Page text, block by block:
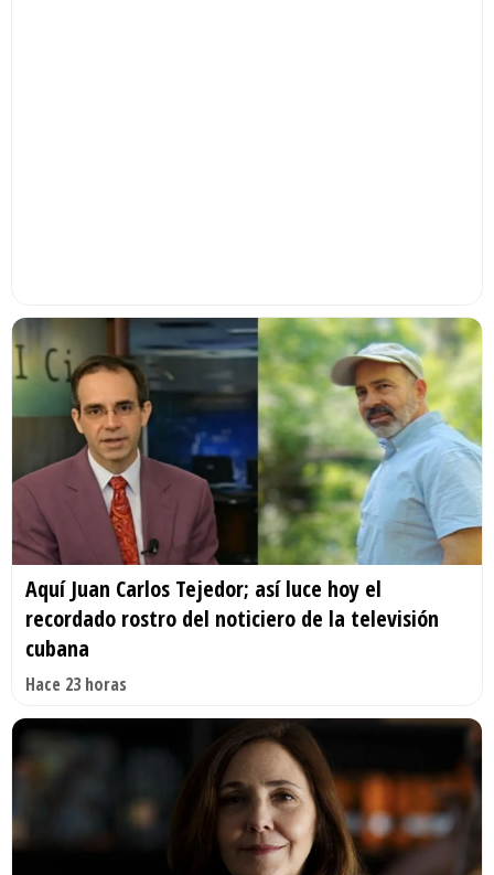
Aquí Juan Carlos Tejedor; así luce hoy el
recordado rostro del noticiero de la televisión
cubana
Hace 23 horas